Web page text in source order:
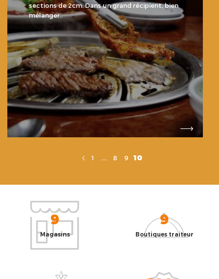
sections de 2cm. Dans un grand récipient, bien
mélanger..
1 ... 8 9 10
9
Magasins
9
Boutiques traiteur